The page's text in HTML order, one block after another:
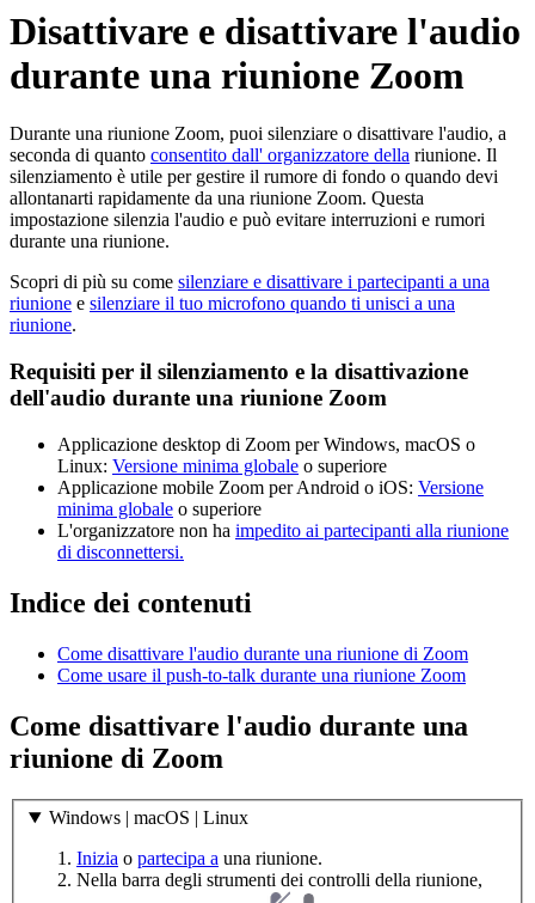
Disattivare e disattivare l'audio
durante una riunione Zoom
Durante una riunione Zoom, puoi silenziare o disattivare l'audio, a
seconda di quanto consentito dall' organizzatore della riunione. Il
silenziamento è utile per gestire il rumore di fondo o quando devi
allontanarti rapidamente da una riunione Zoom. Questa
impostazione silenzia l'audio e può evitare interruzioni e rumori
durante una riunione.
Scopri di più su come silenziare e disattivare i partecipanti a una
riunione e silenziare il tuo microfono quando ti unisci a una
riunione.
Requisiti per il silenziamento e la disattivazione
dell'audio durante una riunione Zoom
Applicazione desktop di Zoom per Windows, macOS o
Linux: Versione minima globale o superiore
Applicazione mobile Zoom per Android o iOS: Versione
minima globale o superiore
L'organizzatore non ha impedito ai partecipanti alla riunione
di disconnettersi.
Indice dei contenuti
Come disattivare l'audio durante una riunione di Zoom
Come usare il push-to-talk durante una riunione Zoom
Come disattivare l'audio durante una
riunione di Zoom
Windows | macOS | Linux
Inizia o partecipa a una riunione.
Nella barra degli strumenti dei controlli della riunione,